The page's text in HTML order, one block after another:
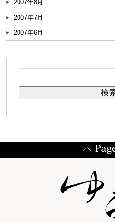
2007年8月
2007年7月
2007年6月